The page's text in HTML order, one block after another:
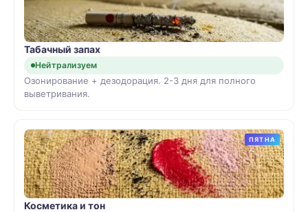
Табачный запах
Нейтрализуем
Озонирование + дезодорация. 2-3 дня для полного
выветривания.
ПЯТНА
Косметика и тон